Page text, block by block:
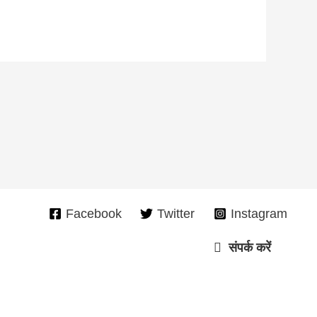
Facebook Twitter Instagram
संपर्क करें